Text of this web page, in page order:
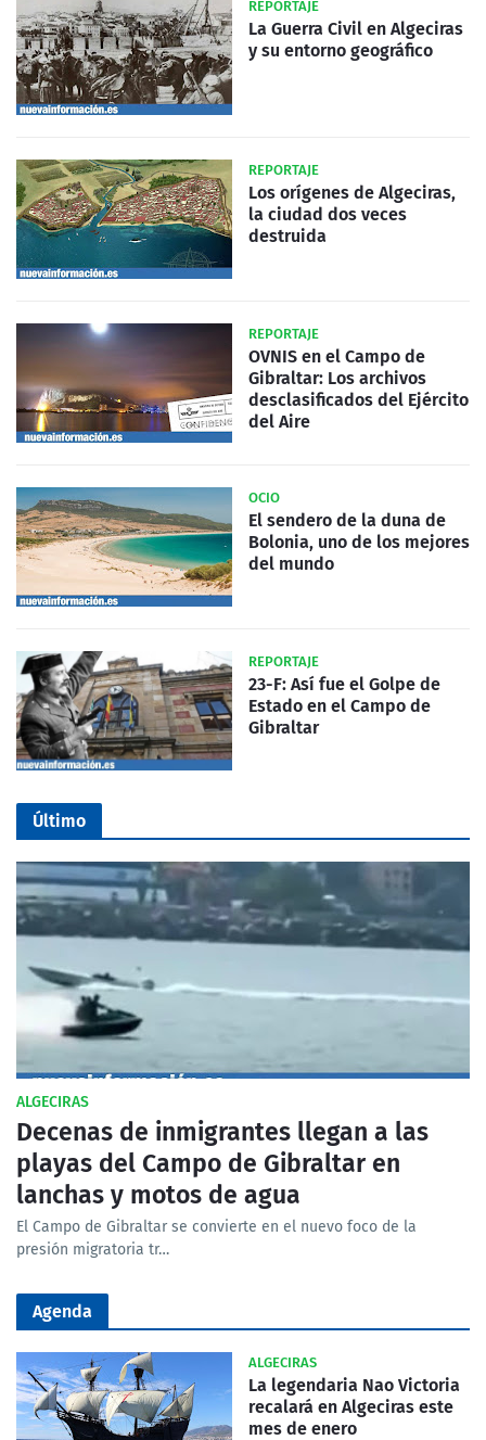
REPORTAJE
La Guerra Civil en Algeciras
y su entorno geográfico
REPORTAJE
Los orígenes de Algeciras,
la ciudad dos veces
destruida
REPORTAJE
OVNIS en el Campo de
Gibraltar: Los archivos
desclasificados del Ejército
del Aire
OCIO
El sendero de la duna de
Bolonia, uno de los mejores
del mundo
REPORTAJE
23-F: Así fue el Golpe de
Estado en el Campo de
Gibraltar
Último
ALGECIRAS
Decenas de inmigrantes llegan a las
playas del Campo de Gibraltar en
lanchas y motos de agua
El Campo de Gibraltar se convierte en el nuevo foco de la
presión migratoria tr…
Agenda
ALGECIRAS
La legendaria Nao Victoria
recalará en Algeciras este
mes de enero